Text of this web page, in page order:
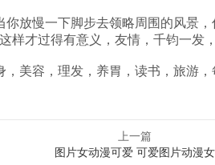
你放慢一下脚步去领略周围的风景
样才过得有意义，友情，千钧一发
美容，理发，养胃，读书，旅游，
上一篇
图片女动漫可爱 可爱图片动漫女